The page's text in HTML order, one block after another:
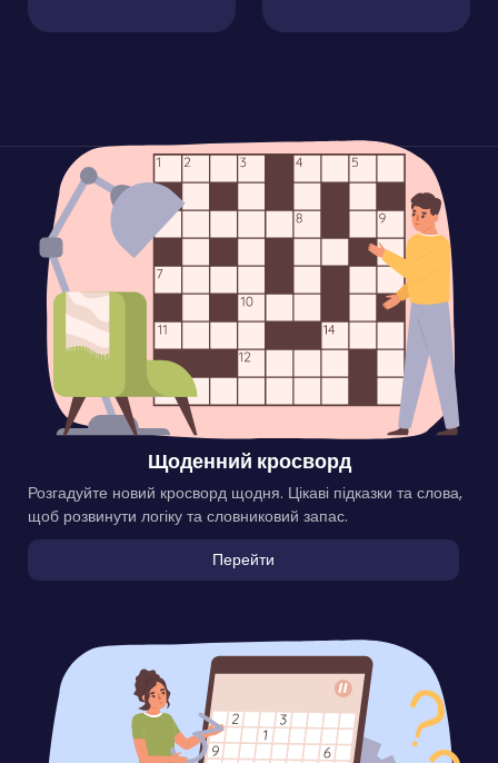
Щоденний кросворд
Розгадуйте новий кросворд щодня. Цікаві підказки та слова,
щоб розвинути логіку та словниковий запас.
Перейти